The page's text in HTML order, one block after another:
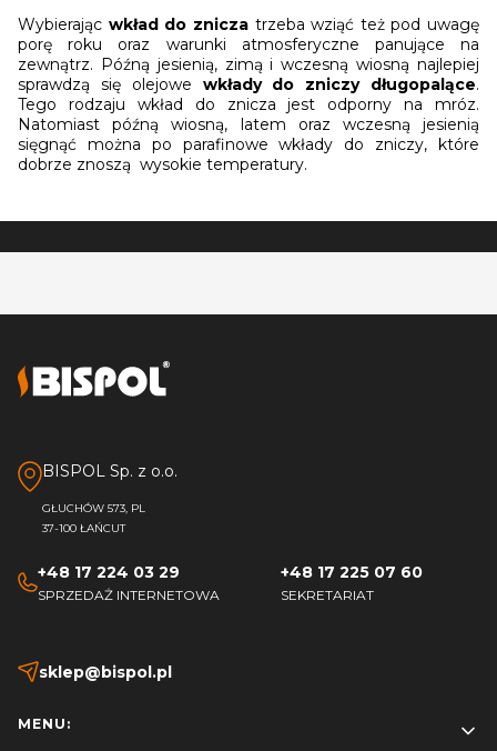
Wybierając wkład do zniczatrzeba wziąć też pod uwagę
porę roku oraz warunki atmosferyczne panujące na
zewnątrz. Późną jesienią, zimą i wczesną wiosną najlepiej
sprawdzą się olejowe wkłady do zniczy długopalące.
Tego rodzaju wkład do znicza jest odporny na mróz.
Natomiast późną wiosną, latem oraz wczesną jesienią
sięgnąć można po parafinowe wkłady do zniczy, które
dobrze znoszą wysokie temperatury.
BISPOL Sp. z o.o.
GŁUCHÓW 573, PL
37-100 ŁAŃCUT
+48 17 224 03 29
SPRZEDAŻ INTERNETOWA
+48 17 225 07 60
SEKRETARIAT
sklep@bispol.pl
Linki w stopce
MENU: